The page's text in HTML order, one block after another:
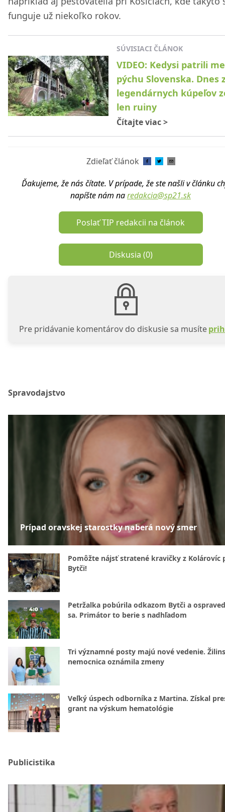
funguje už niekoľko rokov.
SÚVISIACI ČLÁNOK
VIDEO: Kedysi patrili
pýchu Slovenska. Dnes
legendárnych kúpeľov
len ruiny
Čítajte viac>
Zdieľať článok
Ďakujeme, že nás čítate. V prípade, že ste našli v článku
napíšte nám naredakcia@sp21.sk
Poslať TIP redakcii na článok
Diskusia (0)
Pre pridávanie komentárov do diskusie sa musíte
Spravodajstvo
Prípad oravskej starostky naberá nový smer
Pomôžte nájsť stratené kravičky z Kolárovíc
Bytči!
Petržalka pobúrila odkazom Bytči a
sa. Primátor to berie s nadhľadom
Tri významné posty majú nové vedenie.
nemocnica oznámila zmeny
Veľký úspech odborníka z Martina. Získal
grant na výskum hematológie
Publicistika